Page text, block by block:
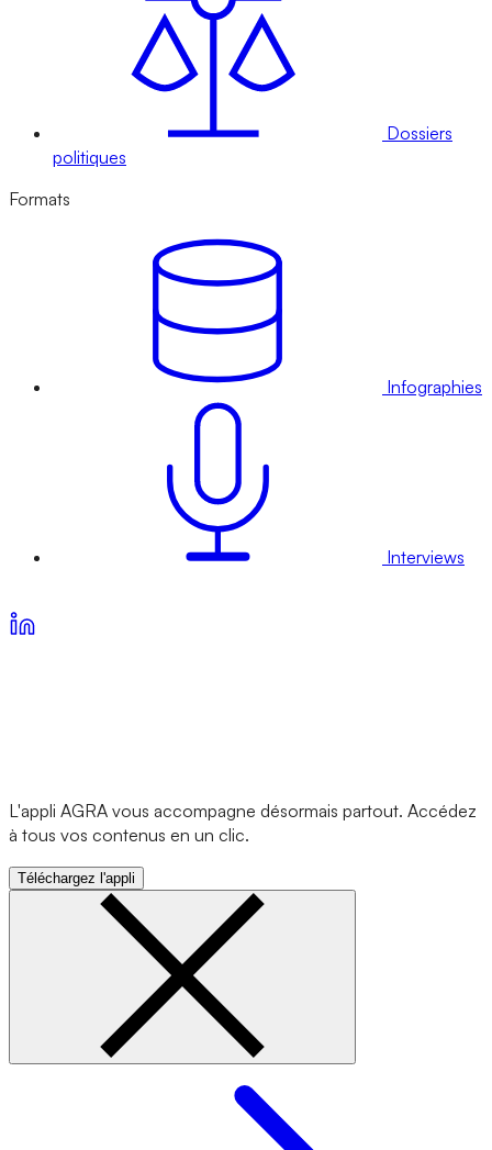
Dossiers
politiques
Formats
Infographies
Interviews
L'appli AGRA vous accompagne désormais partout. Accédez
à tous vos contenus en un clic.
Téléchargez l'appli